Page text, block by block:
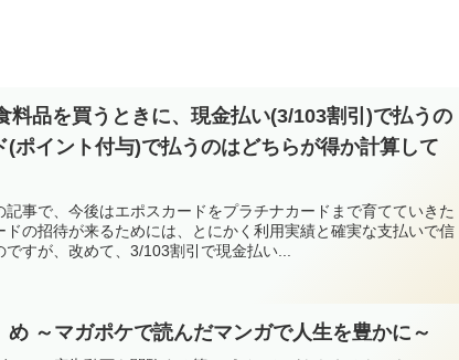
料品を買うときに、現金払い(3/103割引)で払うの
(ポイント付与)で払うのはどちらが得か計算して
事で、今後はエポスカードをプラチナカードまで育てていきた
の招待が来るためには、とにかく利用実績と確実な支払いで信
すが、改めて、3/103割引で現金払い...
め ～マガポケで読んだマンガで人生を豊かに～